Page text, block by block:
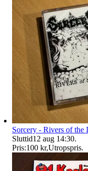
Sorcery - Rivers of the
Sluttid12 aug 14:30.
Pris:100 kr,Utropspris.